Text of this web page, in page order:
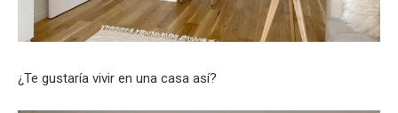
¿Te gustaría vivir en una casa así?